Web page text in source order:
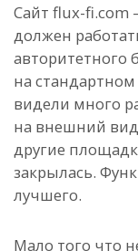
Сайт flux-fi.com
должен
авторитетного
на
видели много
на внешний
другие
закрылась.
лучшего.
Мало того что